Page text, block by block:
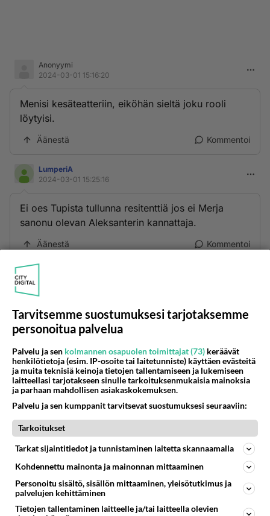
Anonyymi
2024-03-01 15:16:20
Menisi kesäteatteriin, eiköhän sieltä joku rooli
löytyisi.
Äänestä Kommentoi
LumperiA
2024-03-01 15:25:16
Ei oes Tupista tullunna resitenttiä jos ei Merja
sanonu olevan Aleksanterin kannattaja.
Äänestä Kommentoi
Jos pääsee, Kainuuseen jää vain kaksi
kuhmolaista kansanedustajaa. Vasemmistoliiton
Jokelainen.
Äänestä Kommentoi
Anonyymi
Hyvä Merja!
Äänestä Kommentoi
2024-03-02 06:58:30
Tarvitsemme suostumuksesi tarjotaksemme
personoitua palvelua
Palvelu ja sen kolmannen osapuolen toimittajat (73) keräävät
henkilötietoja (esim. IP-osoite tai laitetunniste) käyttäen evästeitä
ja muita teknisiä keinoja tietojen tallentamiseen ja lukemiseen
laitteellasi tarjotakseen sinulle tarkoituksenmukaisia mainoksia
ja parhaan mahdollisen asiakaskokemuksen.
Palvelu ja sen kumppanit tarvitsevat suostumuksesi seuraaviin:
Tarkoitukset
Tarkat sijaintitiedot ja tunnistaminen laitetta skannaamalla
Kohdennettu mainonta ja mainonnan mittaaminen
Personoitu sisältö, sisällön mittaaminen, yleisötutkimus ja
palvelujen kehittäminen
Tietojen tallentaminen laitteelle ja/tai laitteella olevien